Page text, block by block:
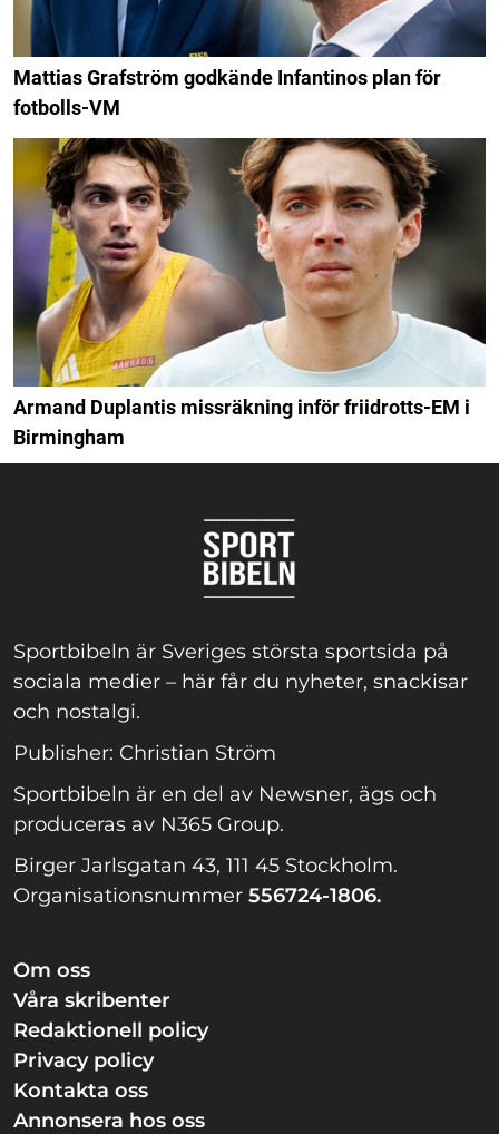
Mattias Grafström godkände Infantinos plan för
fotbolls-VM
Armand Duplantis missräkning inför friidrotts-EM i
Birmingham
Sportbibeln är Sveriges största sportsida på
sociala medier – här får du nyheter, snackisar
och nostalgi.
Publisher: Christian Ström
Sportbibeln är en del av Newsner, ägs och
produceras av N365 Group.
Birger Jarlsgatan 43, 111 45 Stockholm.
Organisationsnummer 556724-1806.
Om oss
Våra skribenter
Redaktionell policy
Privacy policy
Kontakta oss
Annonsera hos oss